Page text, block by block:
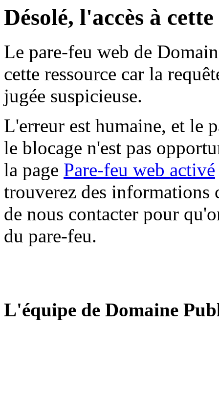
Désolé, l'accès à
Le pare-feu web de
cette ressource car la
jugée suspicieuse.
L'erreur est humaine, et le
le blocage n'est pas
la page Pare-feu web activé
trouverez des informations
de nous contacter pour
du pare-feu.
L'équipe de Domaine